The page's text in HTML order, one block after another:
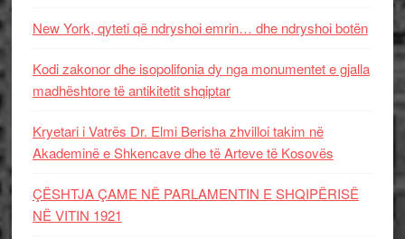
New York, qyteti që ndryshoi emrin… dhe ndryshoi botën
Kodi zakonor dhe isopolifonia dy nga monumentet e gjalla
madhështore të antikitetit shqiptar
Kryetari i Vatrës Dr. Elmi Berisha zhvilloi takim në
Akademinë e Shkencave dhe të Arteve të Kosovës
ÇËSHTJA ÇAME NË PARLAMENTIN E SHQIPËRISË
NË VITIN 1921